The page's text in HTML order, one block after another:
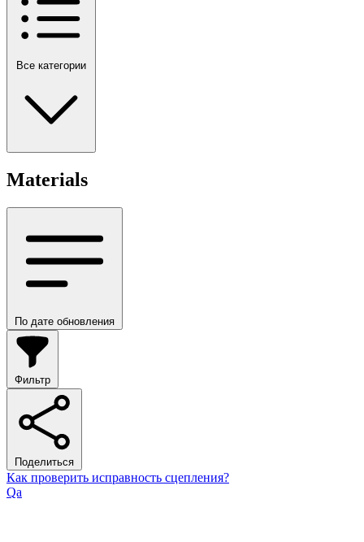
Все категории
Materials
По дате обновления
Фильтр
Поделиться
Как проверить исправность сцепления?
Qa